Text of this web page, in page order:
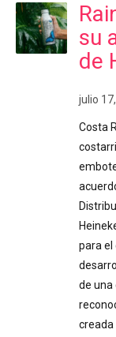
su
de
julio
Costa
para el
de una
creada